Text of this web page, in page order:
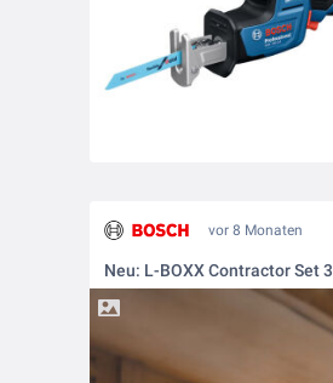
vor 8 Monaten
Neu: L-BOXX Contractor Set 3